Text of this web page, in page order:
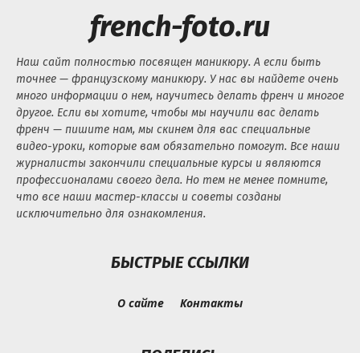
french-foto.ru
Наш сайт полностью посвящен маникюру. А если быть
точнее — французскому маникюру. У нас вы найдете очень
много информации о нем, научитесь делать френч и многое
другое. Если вы хотите, чтобы мы научили вас делать
френч — пишите нам, мы скинем для вас специальные
видео-уроки, которые вам обязательно помогут. Все наши
журналисты закончили специальные курсы и являются
профессионалами своего дела. Но тем не менее помните,
что все наши мастер-классы и советы созданы
исключительно для ознакомления.
БЫСТРЫЕ ССЫЛКИ
О сайте Контакты